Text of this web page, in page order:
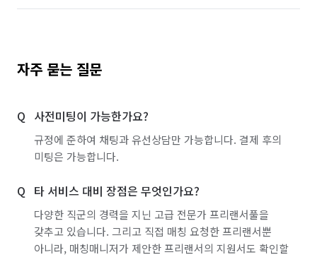
자주 묻는 질문
사전미팅이 가능한가요?
규정에 준하여 채팅과 유선상담만 가능합니다. 결제 후의
미팅은 가능합니다.
타 서비스 대비 장점은 무엇인가요?
다양한 직군의 경력을 지닌 고급 전문가 프리랜서풀을
갖추고 있습니다. 그리고 직접 매칭 요청한 프리랜서뿐
아니라, 매칭매니저가 제안한 프리랜서의 지원서도 확인할